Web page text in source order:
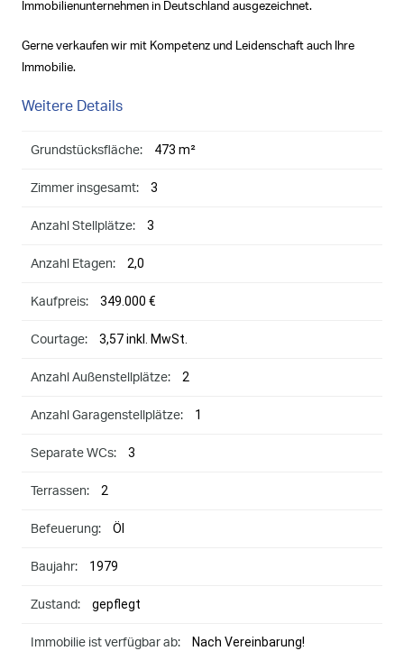
Immobilienunternehmen in Deutschland ausgezeichnet.
Gerne verkaufen wir mit Kompetenz und Leidenschaft auch Ihre
Immobilie.
Weitere Details
Grundstücksfläche: 473 m²
Zimmer insgesamt: 3
Anzahl Stellplätze: 3
Anzahl Etagen: 2,0
Kaufpreis: 349.000 €
Courtage: 3,57 inkl. MwSt.
Anzahl Außenstellplätze: 2
Anzahl Garagenstellplätze: 1
Separate WCs: 3
Terrassen: 2
Befeuerung: Öl
Baujahr: 1979
Zustand: gepflegt
Immobilie ist verfügbar ab: Nach Vereinbarung!